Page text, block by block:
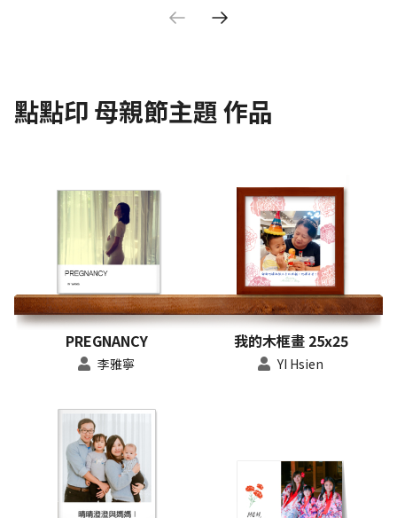
點點印 母親節主題作品
PREGNANCY
李雅寧
我的木框畫 25x25
YI Hsien